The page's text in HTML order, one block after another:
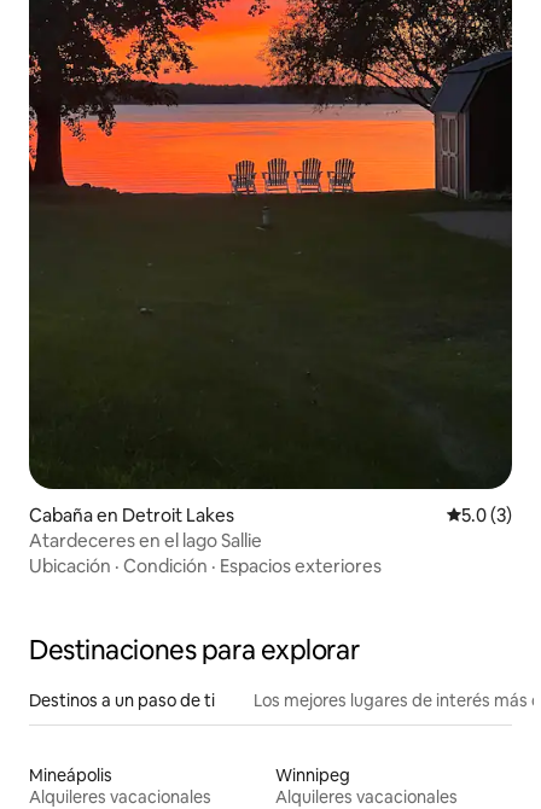
Cabaña en Detroit Lakes
5.0 (3)
Atardeceres en el lago Sallie
Ubicación · Condición · Espacios exteriores
Destinaciones para explorar
Destinos a un paso de ti Los mejores lugares de interés más
Mineápolis
Alquileres vacacionales
Winnipeg
Alquileres vacacionales